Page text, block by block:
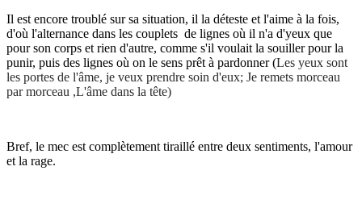
Il est encore troublé sur sa situation, il la déteste et l'aime à la fois,
d'où l'alternance dans les couplets de lignes où il n'a d'yeux que
pour son corps et rien d'autre, comme s'il voulait la souiller pour la
punir, puis des lignes où on le sens prêt à pardonner (Les yeux sont
les portes de l'âme, je veux prendre soin d'eux; Je remets morceau
par morceau ,L'âme dans la tête)
Bref, le mec est complètement tiraillé entre deux sentiments, l'amour
et la rage.